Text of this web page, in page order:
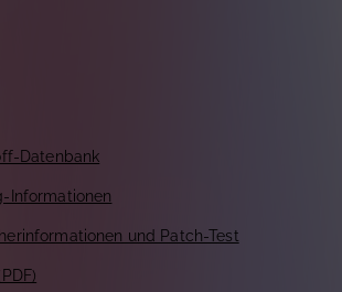
Datenbank
Informationen
und Patch-Test